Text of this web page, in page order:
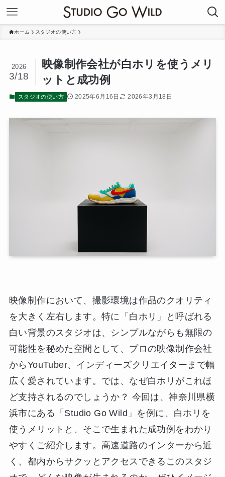
ホーム スタジオの使い方
映像制作会社が白ホリを使うメリ
ットと成功例
2026
3/18
スタジオの使い方 2025年6月16日 2026年3月18日
映像制作において、撮影環境は作品のクオリティ
を大きく左右します。特に「白ホリ」と呼ばれる
白い背景のスタジオは、シンプルながらも無限の
可能性を秘めた空間として、プロの映像制作会社
からYouTuber、インディーズクリエイターまで幅
広く愛されています。では、なぜ白ホリがこれほ
ど支持されるのでしょうか？ 今回は、神奈川県横
浜市にある「Studio Go Wild」を例に、白ホリを
使うメリットと、そこで生まれた成功例をわかり
やすくご紹介します。高速道路のインターから近
く、都内からサクッとアクセスできるこのスタジ